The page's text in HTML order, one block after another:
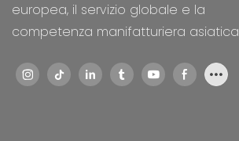
europea, il servizio globale e la
competenza manifatturiera asiatica